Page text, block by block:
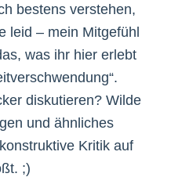
bestens verstehen,
leid – mein Mitgefühl
was ihr hier erlebt
diskutieren? Wilde
und ähnliches
Kritik auf
;)